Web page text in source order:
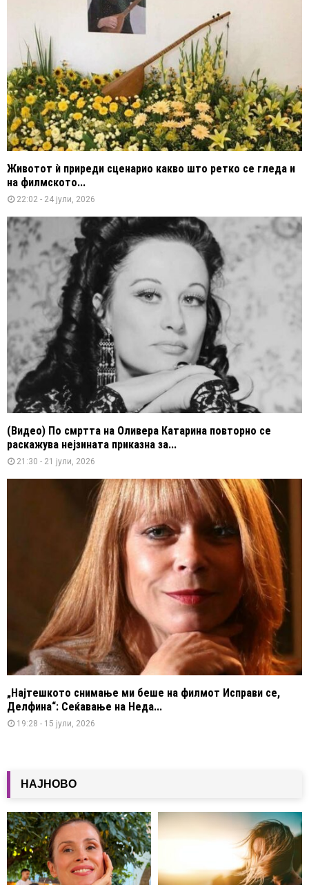
Животот ѝ приреди сценарио какво што ретко се гледа и
на филмското...
22:02 - 24 јули, 2026
(Видео) По смртта на Оливера Катарина повторно се
раскажува нејзината приказна за...
21:30 - 21 јули, 2026
„Најтешкото снимање ми беше на филмот Исправи се,
Делфина“: Сеќавање на Неда...
19:28 - 15 јули, 2026
НАЈНОВО